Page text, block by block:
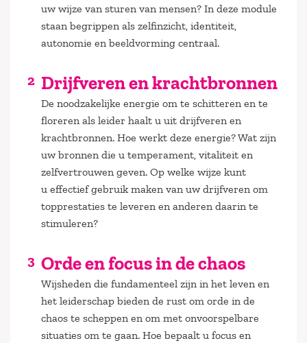
uw wijze van sturen van mensen? In deze module
staan begrippen als zelfinzicht, identiteit,
autonomie en beeldvorming centraal.
Drijfveren en krachtbronnen
De noodzakelijke energie om te schitteren en te
floreren als leider haalt u uit drijfveren en
krachtbronnen. Hoe werkt deze energie? Wat zijn
uw bronnen die u temperament, vitaliteit en
zelfvertrouwen geven. Op welke wijze kunt
u effectief gebruik maken van uw drijfveren om
topprestaties te leveren en anderen daarin te
stimuleren?
Orde en focus in de chaos
Wijsheden die fundamenteel zijn in het leven en
het leiderschap bieden de rust om orde in de
chaos te scheppen en om met onvoorspelbare
situaties om te gaan. Hoe bepaalt u focus en